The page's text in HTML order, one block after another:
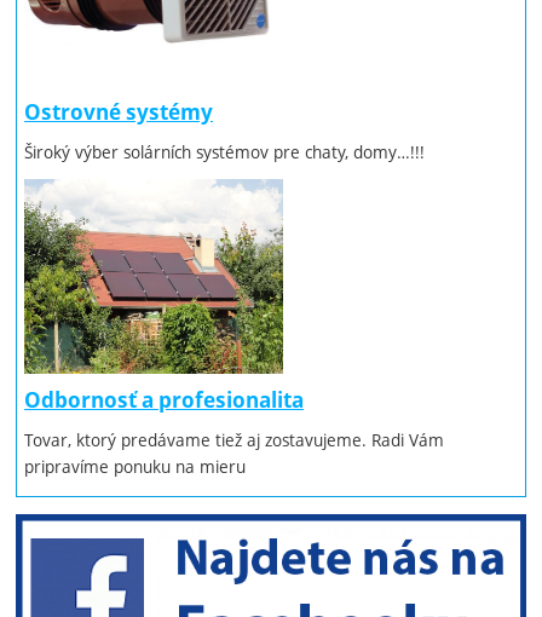
Ostrovné systémy
Široký výber solárních systémov pre chaty, domy…!!!
Odbornosť a profesionalita
Tovar, ktorý predávame tiež aj zostavujeme. Radi Vám
pripravíme ponuku na mieru